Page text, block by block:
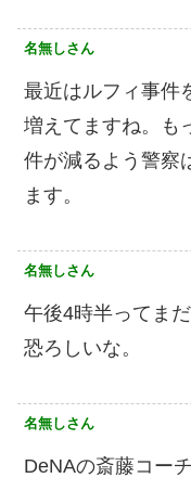
名無しさん
最近はルフィ事件
増えてますね。も
件が減るよう警察
ます。
名無しさん
午後4時半ってまだ
恐ろしいな。
名無しさん
DeNAの斎藤コー